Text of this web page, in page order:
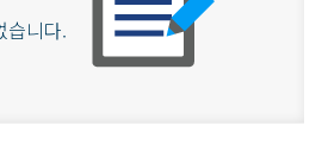
습니다.